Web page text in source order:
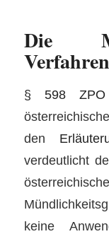
Die
§ 598 ZPO
den
verdeutlicht
keine